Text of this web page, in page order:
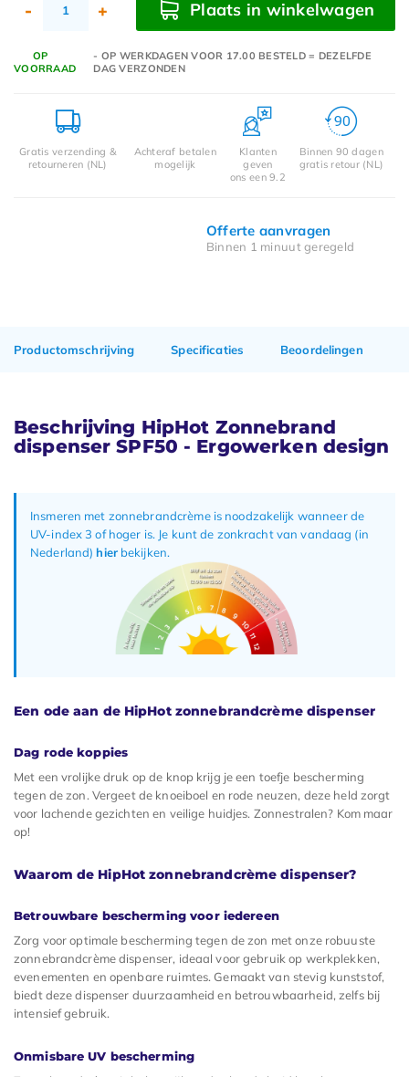
- + Plaats in winkelwagen
OP
VOORRAAD
- OP WERKDAGEN VOOR 17.00 BESTELD = DEZELFDE
DAG VERZONDEN
Gratis verzending &
retourneren (NL)
Achteraf betalen
mogelijk
Klanten
geven
ons een 9.2
Binnen 90 dagen
gratis retour (NL)
Offerte aanvragen
Binnen 1 minuut geregeld
Productomschrijving Specificaties Beoordelingen
Beschrijving HipHot Zonnebrand
dispenser SPF50 - Ergowerken design
Insmeren met zonnebrandcrème is noodzakelijk wanneer de
UV-index 3 of hoger is. Je kunt de zonkracht van vandaag (in
Nederland)hierbekijken.
Een ode aan de HipHot zonnebrandcrème dispenser
Dag rode koppies
Met een vrolijke druk op de knop krijg je een toefje bescherming
tegen de zon. Vergeet de knoeiboel en rode neuzen, deze held zorgt
voor lachende gezichten en veilige huidjes. Zonnestralen? Kom maar
op!
Waarom de HipHot zonnebrandcrème dispenser?
Betrouwbare bescherming voor iedereen
Zorg voor optimale bescherming tegen de zon met onze robuuste
zonnebrandcrème dispenser, ideaal voor gebruik op werkplekken,
evenementen en openbare ruimtes. Gemaakt van stevig kunststof,
biedt deze dispenser duurzaamheid en betrouwbaarheid, zelfs bij
intensief gebruik.
Onmisbare UV bescherming